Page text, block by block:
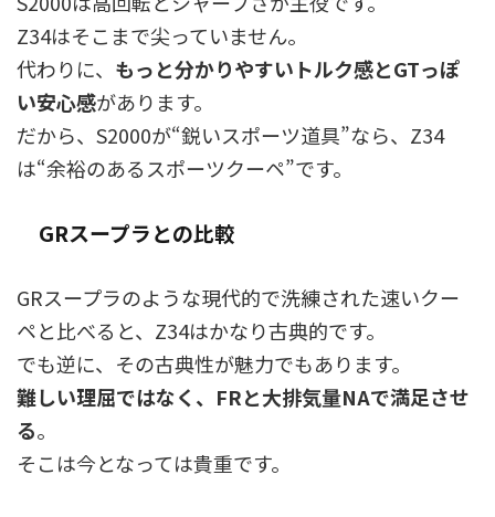
Z34はそこまで尖っていません。
代わりに、 もっと分かりやすいトルク感とGTっぽ
い安心感があります。
だから、S2000が“鋭いスポーツ道具”なら、Z34
は“余裕のあるスポーツクーペ”です。
GRスープラとの比較
GRスープラのような現代的で洗練された速いクー
ペと比べると、Z34はかなり古典的です。
でも逆に、その古典性が魅力でもあります。
難しい理屈ではなく、FRと大排気量NAで満足させ
る。
そこは今となっては貴重です。